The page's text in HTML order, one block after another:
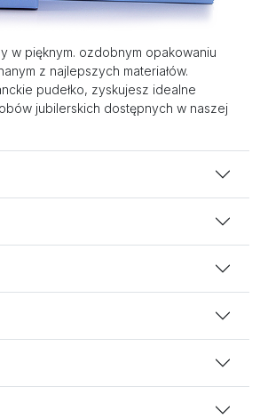
w pięknym. ozdobnym opakowaniu
z najlepszych materiałów.
pudełko, zyskujesz idealne
jubilerskich dostępnych w naszej